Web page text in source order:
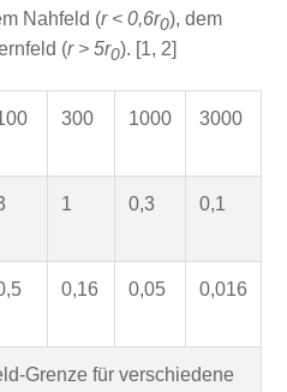
Nahfeld (r < 0,6r0), dem
(r > 5r0). [1, 2]
300 1000 3000
1 0,3 0,1
0,16 0,05 0,016
Grenze für verschiedene